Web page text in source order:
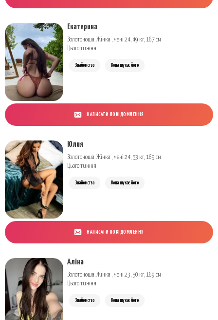
Екатерина
Золотоноша. Жінка , мені 24, 49 кг, 167 см
Цього тижня
Знайомство Вона шукає його
НАПИСАТИ ПОВІДОМЛЕННЯ
Юлия
Золотоноша. Жінка , мені 24, 53 кг, 169 см
Цього тижня
Знайомство Вона шукає його
НАПИСАТИ ПОВІДОМЛЕННЯ
Аліна
Золотоноша. Жінка , мені 23, 50 кг, 169 см
Цього тижня
Знайомство Вона шукає його